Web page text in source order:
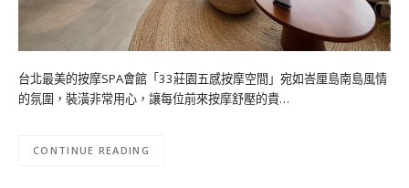
台北最美的按摩SPA會館「33莊園五感按摩空間」宛如峇厘島南島風情
的氛圍，裝潢非常用心，讓每位前來按摩舒壓的貴…
CONTINUE READING